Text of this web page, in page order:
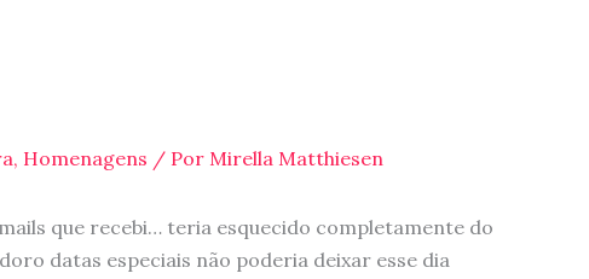
, Homenagens / Por Mirella Matthiesen
que recebi… teria esquecido completamente do
datas especiais não poderia deixar esse dia